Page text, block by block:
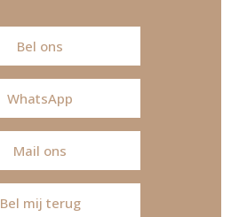
Bel ons
WhatsApp
Mail ons
Bel mij terug